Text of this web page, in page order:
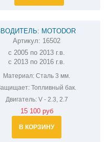
MOTODOR
ТОПЛИВНОГО БАКА UAZ (УАЗ)
PATRIOT 16502
Артикул: 16502
с 2005 по 2013 г.в.
с 2013 по 2016 г.в.
Материал: Сталь 3 мм.
Топливный бак.
Двигатель:V - 2.3, 2.7
15 100 руб
В КОРЗИНУ